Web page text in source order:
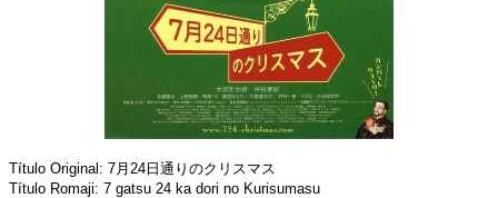
Título Original: 7月24日通りのクリスマス
Título Romaji: 7 gatsu 24 ka dori no Kurisumasu